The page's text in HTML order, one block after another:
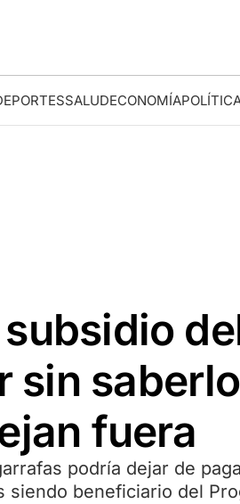
SALUDECONOMÍA
sin
fuera
podría dejar de
beneficiario del